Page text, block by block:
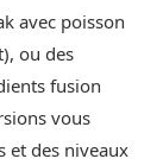
avec poisson
ou des
fusion
vous
et des niveaux